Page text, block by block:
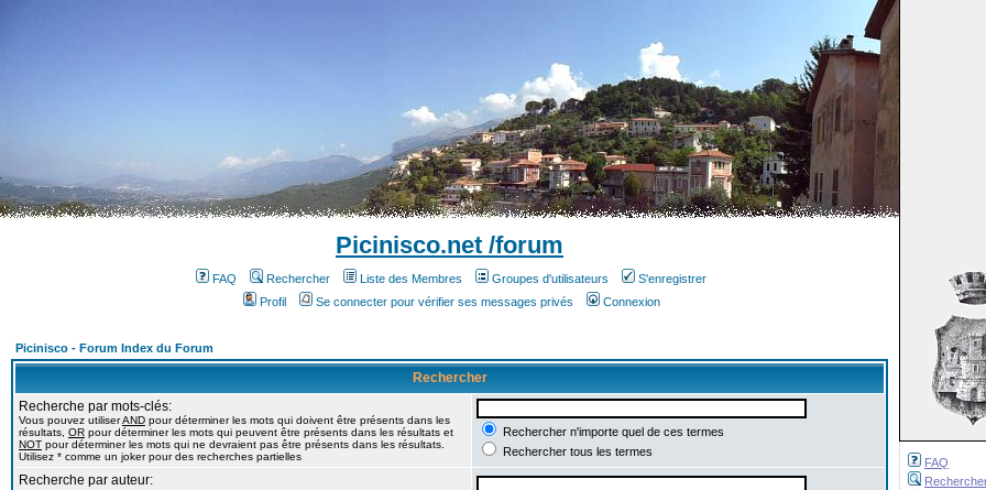
FAQ
Picinisco.net /forum
FAQ Rechercher Liste des Membres Groupes d'utilisateurs
S'enregistrer
Profil
Se connecter pour vérifier ses messages privés Connexion
Picinisco - Forum Index du Forum
Rechercher
Recherche par mots-clés:
Vous pouvez utiliserAND pour déterminer les mots qui doivent être présents dans les
résultats, OR pour déterminer les mots qui peuvent être présents dans les résultats et
NOT pour déterminer les mots qui ne devraient pas être présents dans les résultats.
Utilisez * comme un joker pour des recherches partielles
Rechercher n'importe quel de ces termes
Rechercher tous les termes
Recherche par auteur: